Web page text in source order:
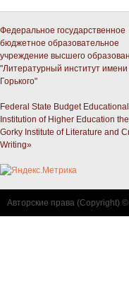
Федеральное государственное
бюджетное образовательное
учреждение высшего
"Литературный институт
Горького"
Federal State Budget Educational
Institution of Higher Education
Gorky Institute of Literature and
Writing»
Авторские права (Copyright)